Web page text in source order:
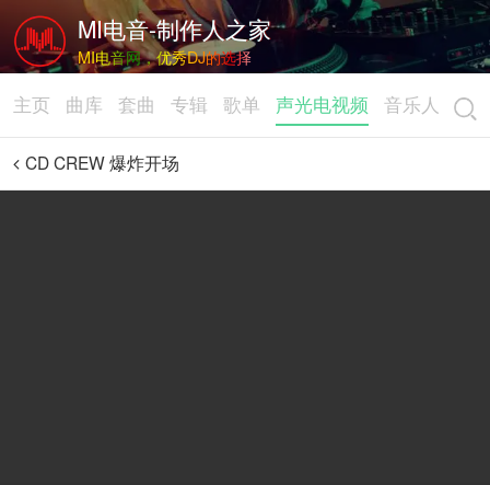
MI电音-制作人之家
MI电音网，优秀DJ的选择
主页 曲库 套曲 专辑 歌单 声光电视频 音乐人
CD CREW 爆炸开场